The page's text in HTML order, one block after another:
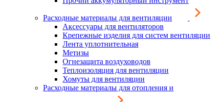
Расходные материалы для вентиляции
Аксессуары для вентиляторов
Крепежные изделия для систем вентиляции
Лента уплотнительная
Метизы
Огнезащита воздуховодов
Теплоизоляция для вентиляции
Хомуты для вентиляции
Расходные материалы для отопления и